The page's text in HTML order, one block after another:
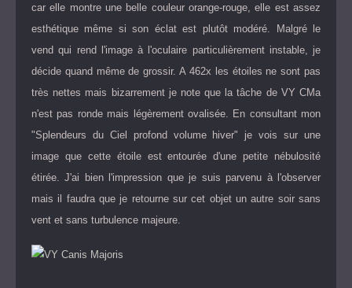
car elle montre une belle couleur orange-rouge, elle est assez
esthétique même si son éclat est plutôt modéré. Malgré le
vend qui rend l'image à l'oculaire particulièrement instable, je
décide quand même de grossir. A 462x les étoiles ne sont pas
très nettes mais bizarrement je note que la tâche de VY CMa
n'est pas ronde mais légèrement ovalisée. En consultant mon
"Splendeurs du Ciel profond volume hiver" je vois sur une
image que cette étoile est entourée d'une petite nébulosité
étirée. J'ai bien l'impression que je suis parvenu à l'observer
mais il faudra que je retourne sur cet objet un autre soir sans
vent et sans turbulence majeure.